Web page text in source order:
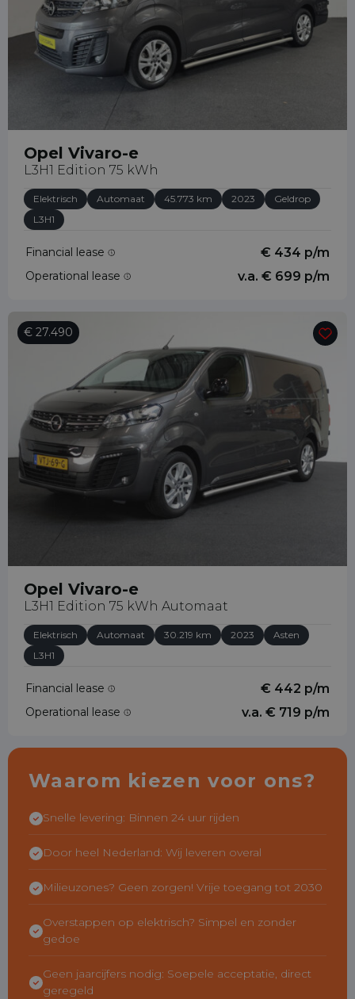
Opel Vivaro-e
L3H1 Edition 75 kWh
Elektrisch Automaat 45.773 km 2023
Geldrop
L3H1
Financial lease € 434 p/m
Operational lease v.a. € 699 p/m
€ 27.490
Opel Vivaro-e
L3H1 Edition 75 kWh Automaat
Elektrisch Automaat 30.219 km 2023
Asten
L3H1
Financial lease € 442 p/m
Operational lease v.a. € 719 p/m
Waarom kiezen voor ons?
Snelle levering: Binnen 24 uur rijden
Door heel Nederland: Wij leveren overal
Milieuzones? Geen zorgen! Vrije toegang tot 2030
Overstappen op elektrisch? Simpel en zonder
gedoe
Geen jaarcijfers nodig: Soepele acceptatie, direct
geregeld